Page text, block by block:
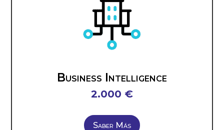
Business Intelligence
2.000 €
Saber Más